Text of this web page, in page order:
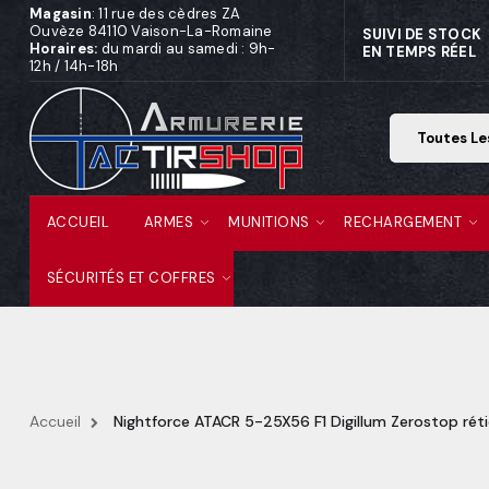
Magasin: 11 rue des cèdres ZA
Ouvèze 84110 Vaison-La-Romaine
Horaires: du mardi au samedi : 9h-
12h / 14h-18h
SUIVI DE STOCK
EN TEMPS RÉEL
ACCUEIL ARMES MUNITIONS RECHARGEMENT
SÉCURITÉS ET COFFRES
Accueil Nightforce ATACR 5-25X56 F1 Digillum Zerostop